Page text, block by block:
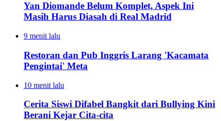
Yan Diomande Belum Komplet, Aspek Ini
Masih Harus Diasah di Real Madrid
9 menit lalu
Restoran dan Pub Inggris Larang 'Kacamata
Pengintai' Meta
10 menit lalu
Cerita Siswi Difabel Bangkit dari Bullying Kini
Berani Kejar Cita-cita